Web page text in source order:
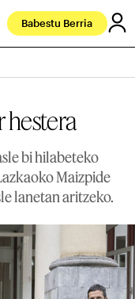
Babestu Berria
hestera
bi hilabeteko
Maizpide
lanetan aritzeko.